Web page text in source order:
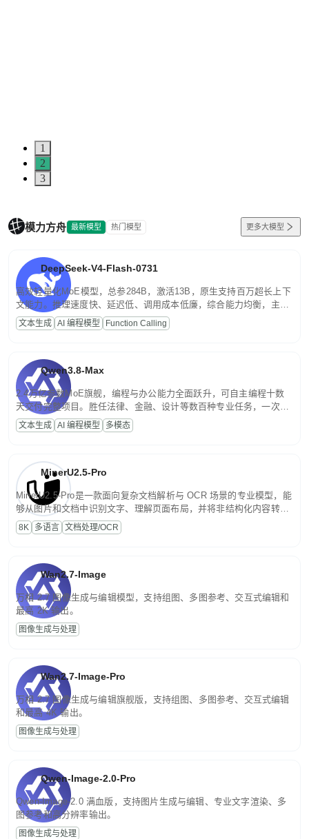
1
2
3
模力方舟 最新模型 热门模型 更多大模型
DeepSeek-V4-Flash-0731
高效轻量化MoE模型，总参284B，激活13B，原生支持百万超长上下
文能力。推理速度快、延迟低、调用成本低廉，综合能力均衡，主打
高并发、轻量化任务，适合日常对话、内容创作、基础 RAG、批量
文案处理等普惠刚需场景。
文本生成 AI 编程模型 Function Calling
Qwen3.8-Max
2.4万亿参数MoE旗舰，编程与办公能力全面跃升，可自主编程十数
天交付完整项目。胜任法律、金融、设计等数百种专业任务，一次对
话端到端交付生产级成果。原生视觉理解贯穿规划、执行与验证全流
程，支持超长文档与长视频的深度语义解析。长程任务中自主规划与
文本生成 AI 编程模型 多模态
MinerU2.5-Pro
MinerU2.5-Pro是一款面向复杂文档解析与 OCR 场景的专业模型，能
够从图片和文档中识别文字、理解页面布局，并将非结构化内容转换
为便于存储、检索和二次处理的结构化结果。
8K 多语言 文档处理/OCR
Wan2.7-Image
万相 2.7 图像生成与编辑模型，支持组图、多图参考、交互式编辑和
最高 2K 输出。
图像生成与处理
Wan2.7-Image-Pro
万相 2.7 图像生成与编辑旗舰版，支持组图、多图参考、交互式编辑
和最高 4K 输出。
图像生成与处理
Qwen-Image-2.0-Pro
Qwen-Image-2.0 满血版，支持图片生成与编辑、专业文字渲染、多
图参考和高分辨率输出。
图像生成与处理